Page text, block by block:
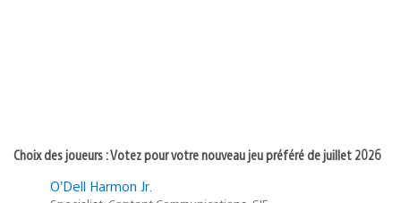
Choix des joueurs : Votez pour votre nouveau jeu préféré de juillet 2026
O’Dell Harmon Jr.